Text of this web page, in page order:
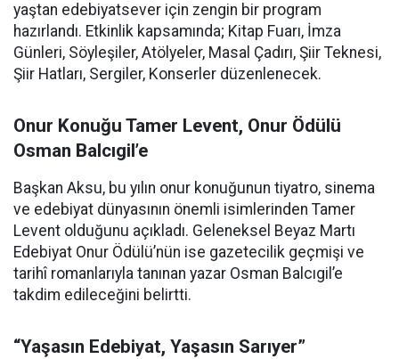
yaştan edebiyatsever için zengin bir program
hazırlandı. Etkinlik kapsamında; Kitap Fuarı, İmza
Günleri, Söyleşiler, Atölyeler, Masal Çadırı, Şiir Teknesi,
Şiir Hatları, Sergiler, Konserler düzenlenecek.
Onur Konuğu Tamer Levent, Onur Ödülü
Osman Balcıgil’e
Başkan Aksu, bu yılın onur konuğunun tiyatro, sinema
ve edebiyat dünyasının önemli isimlerinden Tamer
Levent olduğunu açıkladı. Geleneksel Beyaz Martı
Edebiyat Onur Ödülü’nün ise gazetecilik geçmişi ve
tarihî romanlarıyla tanınan yazar Osman Balcıgil’e
takdim edileceğini belirtti.
“Yaşasın Edebiyat, Yaşasın Sarıyer”